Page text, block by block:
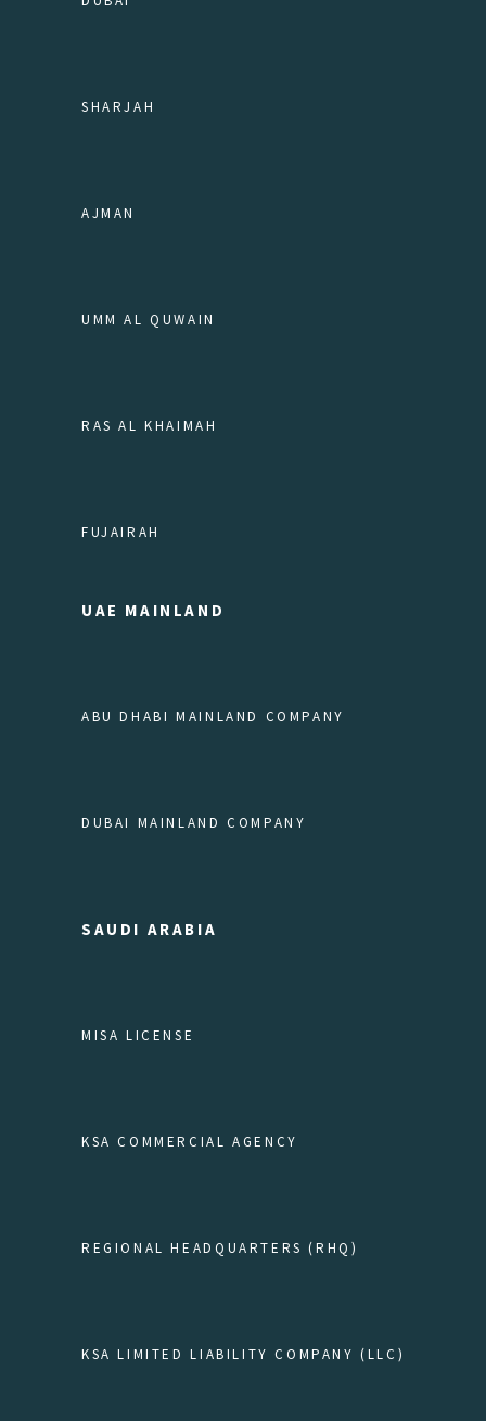
SHARJAH
AJMAN
UMM AL QUWAIN
RAS AL KHAIMAH
FUJAIRAH
UAE MAINLAND
ABU DHABI MAINLAND COMPANY
DUBAI MAINLAND COMPANY
SAUDI ARABIA
MISA LICENSE
KSA COMMERCIAL AGENCY
REGIONAL HEADQUARTERS (RHQ)
KSA LIMITED LIABILITY COMPANY (LLC)